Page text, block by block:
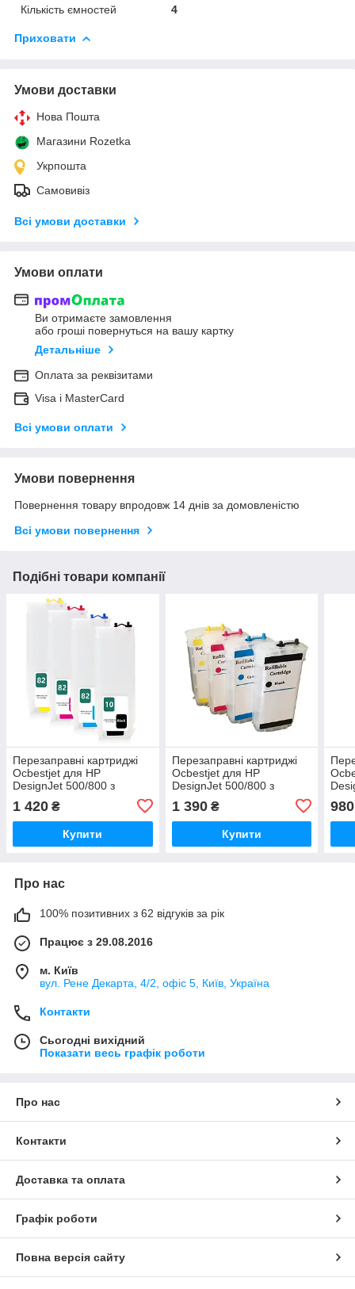
Кількість ємностей
4
Приховати
Умови доставки
Нова Пошта
Магазини Rozetka
Укрпошта
Самовивіз
Всі умови доставки
Умови оплати
Ви отримаєте замовлення
або гроші повернуться на вашу картку
Детальніше
Оплата за реквізитами
Visa і MasterCard
Всі умови оплати
Умови повернення
Повернення товару впродовж 14 днів за домовленістю
Всі умови повернення
Подібні товари компанії
Перезаправні картриджі
Ocbestjet для HP
DesignJet 500/800 з
підвищеного об'єму 280
мл
1 420 ₴
Купити
Перезаправні картриджі
Ocbestjet для HP
DesignJet 500/800 з
підвищеного об'єму 130
мл
1 390₴
Купити
єму
980
Про нас
100% позитивних з 62 відгуків за рік
Працює з 29.08.2016
м. Київ
вул. Рене Декарта, 4/2, офіс 5, Київ, Україна
Контакти
Сьогодні вихідний
Показати весь графік роботи
Про нас
Контакти
Доставка та оплата
Графік роботи
Повна версія сайту